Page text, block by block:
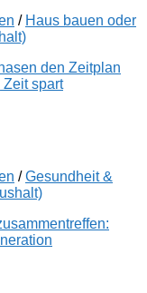
/ Haus bauen oder
den Zeitplan
Zeit spart
/Gesundheit &